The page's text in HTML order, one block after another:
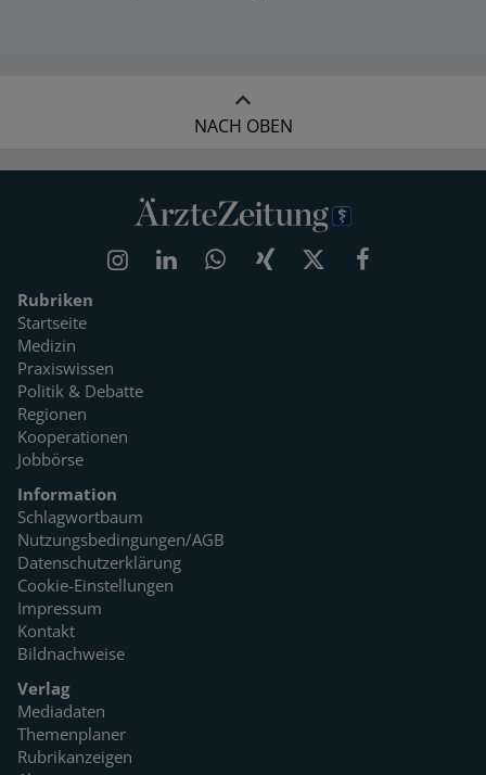
NACH OBEN
Rubriken
Startseite
Medizin
Praxiswissen
Politik & Debatte
Regionen
Kooperationen
Jobbörse
Information
Schlagwortbaum
Nutzungsbedingungen/AGB
Datenschutzerklärung
Cookie-Einstellungen
Impressum
Kontakt
Bildnachweise
Verlag
Mediadaten
Themenplaner
Rubrikanzeigen